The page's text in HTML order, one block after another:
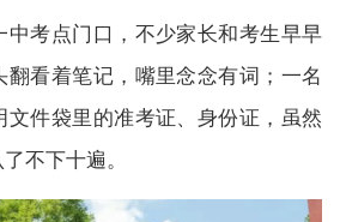
考点门口，不少家长和考生早早
翻看着笔记，嘴里念念有词；一名
文件袋里的准考证、身份证，虽然
不下十遍。